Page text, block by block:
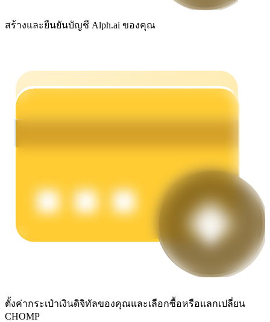
สร้างและยืนยันบัญชี Alph.ai ของคุณ
ตั้งค่ากระเป๋าเงินดิจิทัลของคุณและเลือกซื้อหรือแลกเปลี่ยน
CHOMP